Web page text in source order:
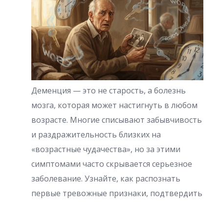
Деменция — это не старость, а болезнь
мозга, которая может настигнуть в любом
возрасте. Многие списывают забывчивость
и раздражительность близких на
«возрастные чудачества», но за этими
симптомами часто скрывается серьезное
заболевание. Узнайте, как распознать
первые тревожные признаки, подтвердить